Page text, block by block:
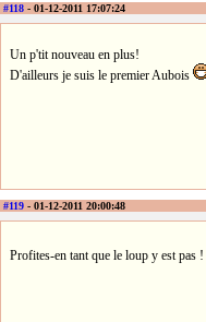
#118 - 01-12-2011 17:07:24
Un p'tit nouveau en plus!
D'ailleurs je suis le premier Aubois
#119 - 01-12-2011 20:00:48
Profites-en tant que le loup y est pas !